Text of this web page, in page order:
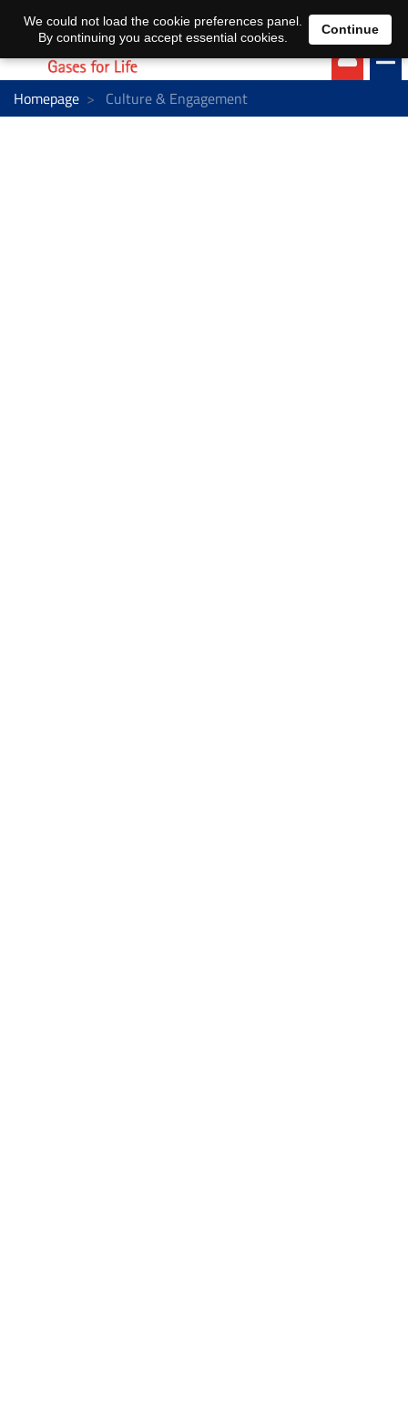
EN DE
Homepage Culture & Engagement
We could not load the cookie preferences panel.
By continuing you accept essential cookies.
Continue